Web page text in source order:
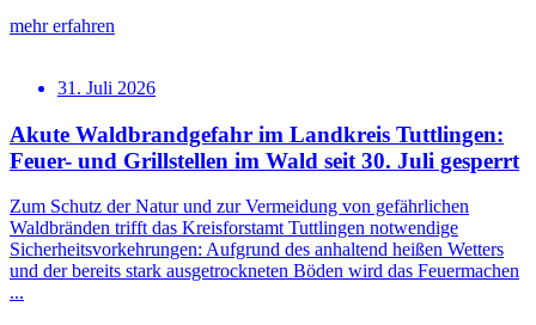
mehr erfahren
31. Juli 2026
Akute Waldbrandgefahr im Landkreis Tuttlingen:
Feuer- und Grillstellen im Wald seit 30. Juli gesperrt
Zum Schutz der Natur und zur Vermeidung von gefährlichen
Waldbränden trifft das Kreisforstamt Tuttlingen notwendige
Sicherheitsvorkehrungen: Aufgrund des anhaltend heißen Wetters
und der bereits stark ausgetrockneten Böden wird das Feuermachen
...